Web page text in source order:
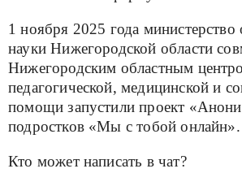
1 ноября 2025 года министерство
науки Нижегородской области
Нижегородским областным
педагогической, медицинской и
помощи запустили проект
подростков «Мы с тобой онлайн».
Кто может написать в чат?